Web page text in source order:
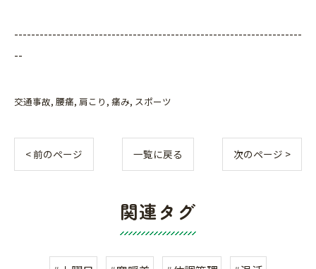
--------------------------------------------------------------------
--
交通事故 腰痛 肩こり 痛み スポーツ
< 前のページ 一覧に戻る 次のページ >
関連タグ